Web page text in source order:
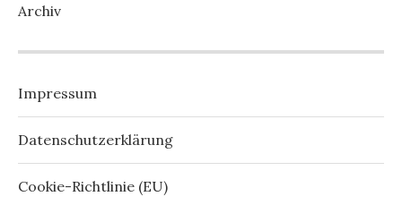
Archiv
Impressum
Datenschutzerklärung
Cookie-Richtlinie (EU)